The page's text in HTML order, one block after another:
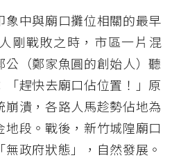
象中與廟口攤位相關的最早
剛戰敗之時，市區一片混
公（鄭家魚圓的創始人）聽
「趕快去廟口佔位置！」原
崩潰，各路人馬趁勢佔地為
段。戰後，新竹城隍廟口
政府狀態」，自然發展。